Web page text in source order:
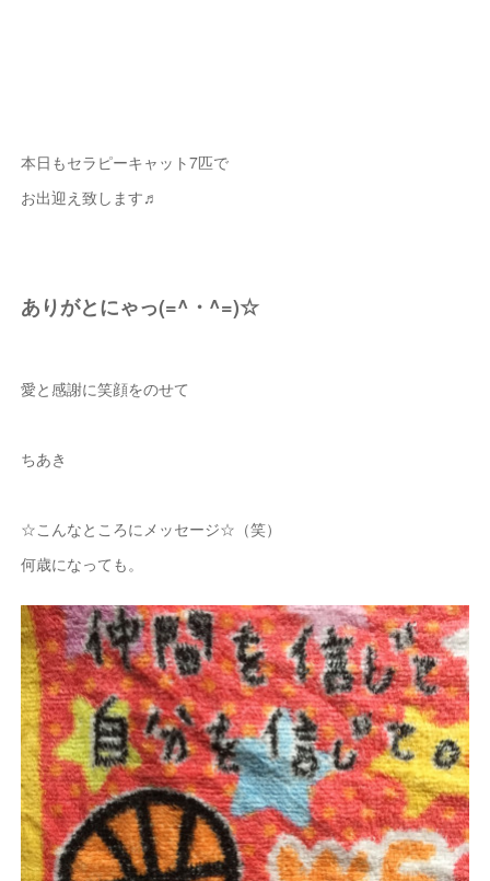
本日もセラピーキャット7匹で
お出迎え致します♬
ありがとにゃっ(=^・^=)☆
愛と感謝に笑顔をのせて
ちあき
☆こんなところにメッセージ☆（笑）
何歳になっても。